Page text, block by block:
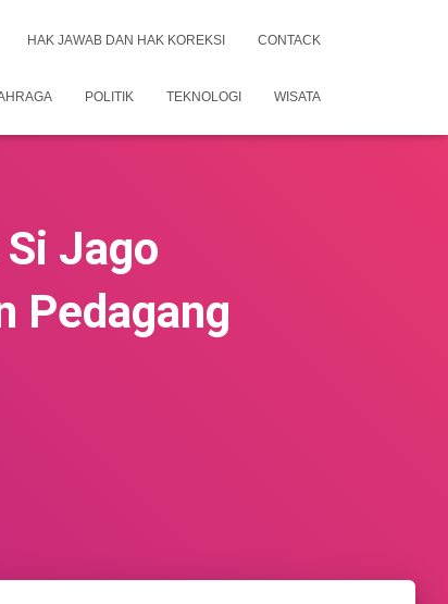
HAK JAWAB DAN HAK KOREKSI CONTACK
POLITIK TEKNOLOGI WISATA
Jago
Pedagang